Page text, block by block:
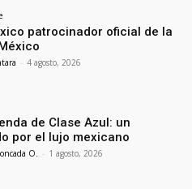
patrocinador oficial de la
- 4 agosto, 2026
de Clase Azul: un
por el lujo mexicano
O. - 1 agosto, 2026